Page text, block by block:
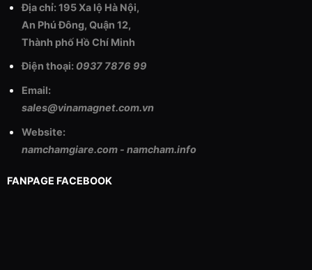
Địa chỉ: 195 Xa lộ Hà Nội,
An Phú Đông, Quận 12,
Thành phố Hồ Chí Minh
Điện thoại: 0937 7876 99
Email:
sales@vinamagnet.com.vn
Website:
namchamgiare.com- namcham.info
FANPAGE FACEBOOK